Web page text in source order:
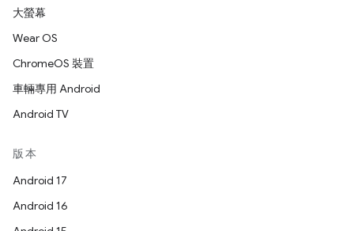
大螢幕
Wear OS
ChromeOS 裝置
車輛專用 Android
Android TV
版本
Android 17
Android 16